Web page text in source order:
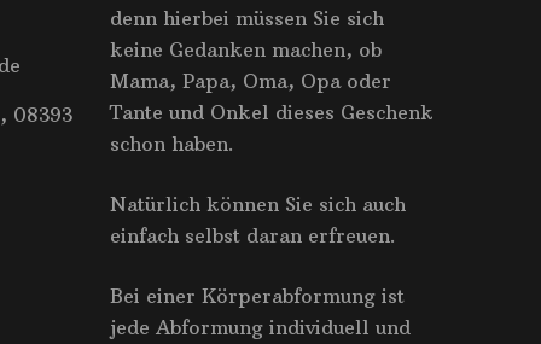
08393
denn hierbei müssen Sie sich
keine Gedanken machen, ob
Mama, Papa, Oma, Opa oder
Tante und Onkel dieses Geschenk
schon haben.
Natürlich können Sie sich auch
einfach selbst daran erfreuen.
Bei einer Körperabformung ist
jede Abformung individuell und